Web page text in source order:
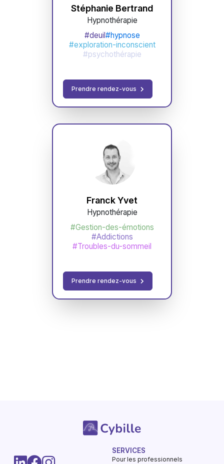
Stéphanie Bertrand
Hypnothérapie
#deuil#hypnose
#exploration-inconscient
#psychothérapie
Prendre rendez-vous
Franck Yvet
Hypnothérapie
#Gestion-des-émotions
#Addictions
#Troubles-du-sommeil
Prendre rendez-vous
SERVICES
Pour les professionnels